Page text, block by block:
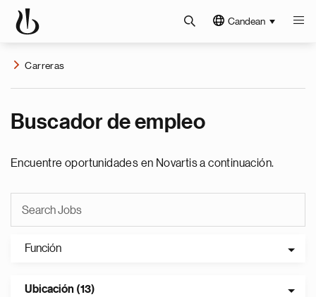
Candean
Carreras
Buscador de empleo
Encuentre oportunidades en Novartis a continuación.
Función
Ubicación (13)